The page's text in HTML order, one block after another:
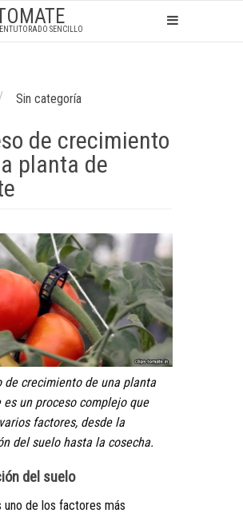
SENCILLO
/ Sin categoría
de crecimiento
planta de
de crecimiento de una planta
es un proceso complejo que
factores, desde la
del suelo hasta la cosecha.
del suelo
uno de los factores más